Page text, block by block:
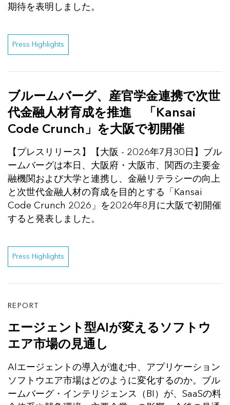
期待を表明しました。
Press Highlights
ブルームバーグ、産官学金連携で次世
代金融人材育成を推進 「Kansai
Code Crunch」を大阪で初開催
【プレスリリース】【大阪 - 2026年7月30日】ブル
ームバーグは本日、大阪府・大阪市、関西の主要金
融機関および大学と連携し、金融リテラシーの向上
と次世代金融人材の育成を目的とする「Kansai
Code Crunch 2026」を2026年8月に大阪で初開催
すると発表しました。
Press Highlights
REPORT
エージェント型AIが変えるソフトウ
エア市場の見通し
AIエージェントの導入が進む中、アプリケーション
ソフトウエア市場はどのように変化するのか。ブル
ームバーグ・インテリジェンス（BI）が、SaaSの料